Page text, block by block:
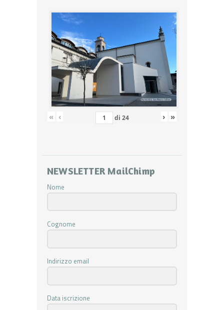
« ‹ di 24 › »
NEWSLETTER MailChimp
Nome
Cognome
Indirizzo email
Data iscrizione